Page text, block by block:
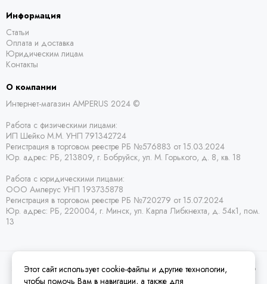
Информация
Статьи
Оплата и доставка
Юридическим лицам
Контакты
О компании
Интернет-магазин AMPERUS 2024 ©
Работа с физическими лицами:
ИП Шейко М.М. УНП 791342724
Регистрация в торговом реестре РБ №576883 от 15.03.2024
Юр. адрес: РБ, 213809, г. Бобруйск, ул. М. Горького, д. 8, кв. 18
Работа с юридическими лицами:
ООО Амперус УНП 193735878
Регистрация в торговом реестре РБ №720279 от 15.07.2024
Юр. адрес: РБ, 220004, г. Минск, ул. Карла Либкнехта, д. 54к1, пом.
13
2026 © Amperus Радиодетали Минск | купить в розницу, оптом и почтой по
Беларуси.Карта сайта
Этот сайт использует cookie-файлы и другие технологии,
чтобы помочь Вам в навигации, а также для